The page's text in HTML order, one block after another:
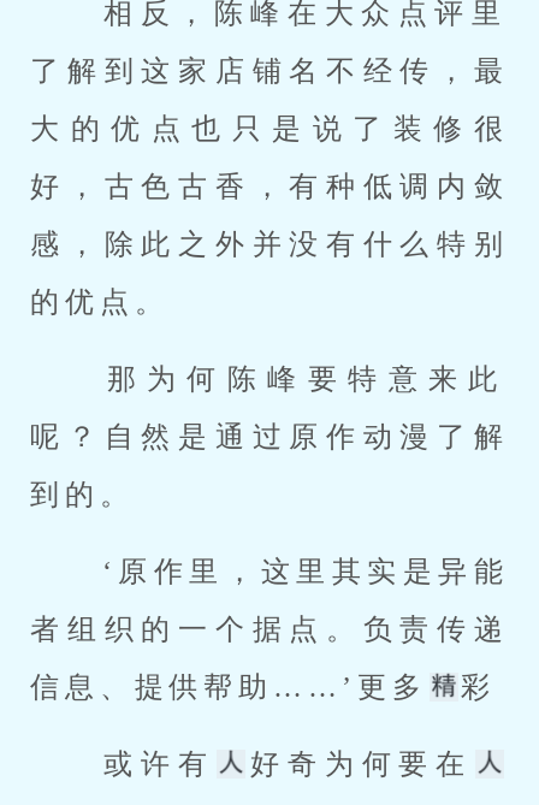
了解到这家店铺名不经传，最
大的优点也只是说了装修很
好，古色古香，有种低调内敛
感，除此之外并没有什么特别
的优点。
呢？自然是通过原作动漫了解
到的。
者组织的一个据点。负责传递
信息、提供帮助……’更多
彩
或许有
好奇为何要在